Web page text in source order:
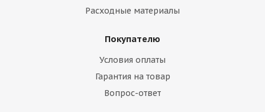
Расходные материалы
Покупателю
Условия оплаты
Гарантия на товар
Вопрос-ответ